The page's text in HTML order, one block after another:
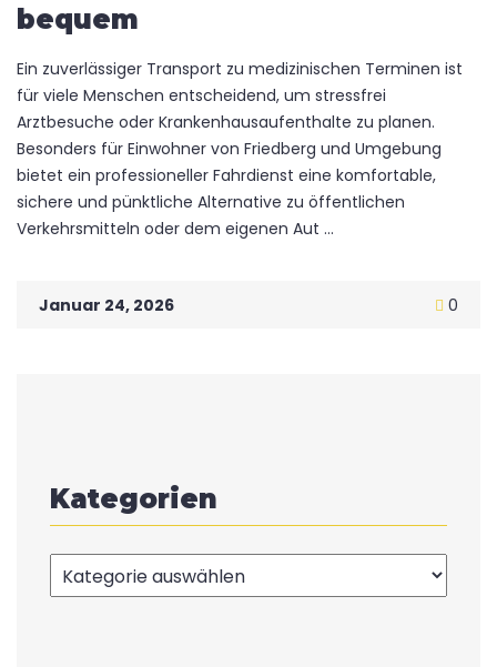
bequem
Ein zuverlässiger Transport zu medizinischen Terminen ist
für viele Menschen entscheidend, um stressfrei
Arztbesuche oder Krankenhausaufenthalte zu planen.
Besonders für Einwohner von Friedberg und Umgebung
bietet ein professioneller Fahrdienst eine komfortable,
sichere und pünktliche Alternative zu öffentlichen
Verkehrsmitteln oder dem eigenen Aut ...
Januar 24, 2026 0
Kategorien
Kategorien